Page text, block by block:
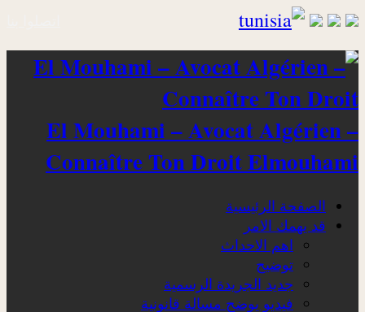
El Mouhami – Avocat Algérien –
Connaître Ton Droit Elmouhami
الصفحة الرئيسية
قد يهمك الامر
اهم الاحداث
توضيح
جديد الجريدة الرسمية
فيديو يوضح مسالة قانونية